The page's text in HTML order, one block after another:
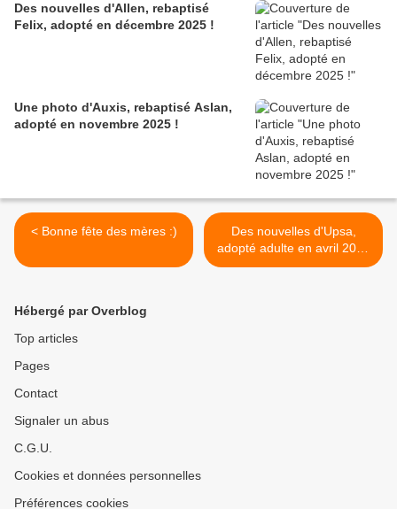
Des nouvelles d'Allen, rebaptisé
Felix, adopté en décembre 2025 !
Une photo d'Auxis, rebaptisé Aslan,
adopté en novembre 2025 !
< Bonne fête des mères :)
Des nouvelles d'Upsa,
adopté adulte en avril 2024
! >
Hébergé par Overblog
Top articles
Pages
Contact
Signaler un abus
C.G.U.
Cookies et données personnelles
Préférences cookies